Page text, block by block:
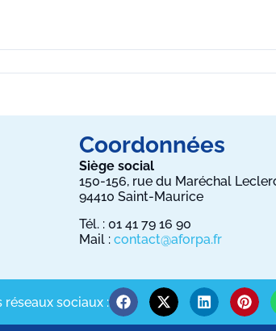
Coordonnées
Siège social
150-156, rue du Maréchal
94410 Saint-Maurice
Tél. : 01 41 79 16 90
Mail :contact@aforpa.fr
réseaux sociaux :